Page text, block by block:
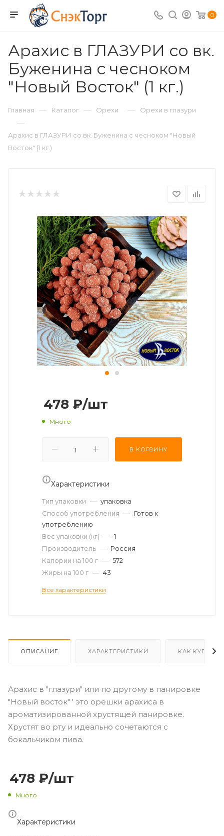
0
Арахис в ГЛАЗУРИ со вк.
Буженина с чесноком
"Новый Восток" (1 кг.)
Главная — Каталог — Орехи — Орехи в глазури
—
Арахис в ГЛАЗУРИ со вк. Буженина с чесноком "Новый
Восток" (1 кг.)
478 ₽/шт
Много
В КОРЗИНУ
Характеристики
Тип упаковки — упаковка
Способ употребления — Готов к
употреблению
Вес упаковки (кг) — 1
Производитель — Россия
Калории на 100 г — 572
Жиры на 100 г — 43
Все характеристики
ОПИСАНИЕ ХАРАКТЕРИСТИКИ КАК КУПИТЬ
Арахис в "глазури" или по другому в панировке
"Новый восток" ' это орешки арахиса в
ароматизированной хрустящей панировке.
Хрустят во рту и идеально сочетаются с
бокальчиком пива.
478 ₽/шт
Много
Характеристики